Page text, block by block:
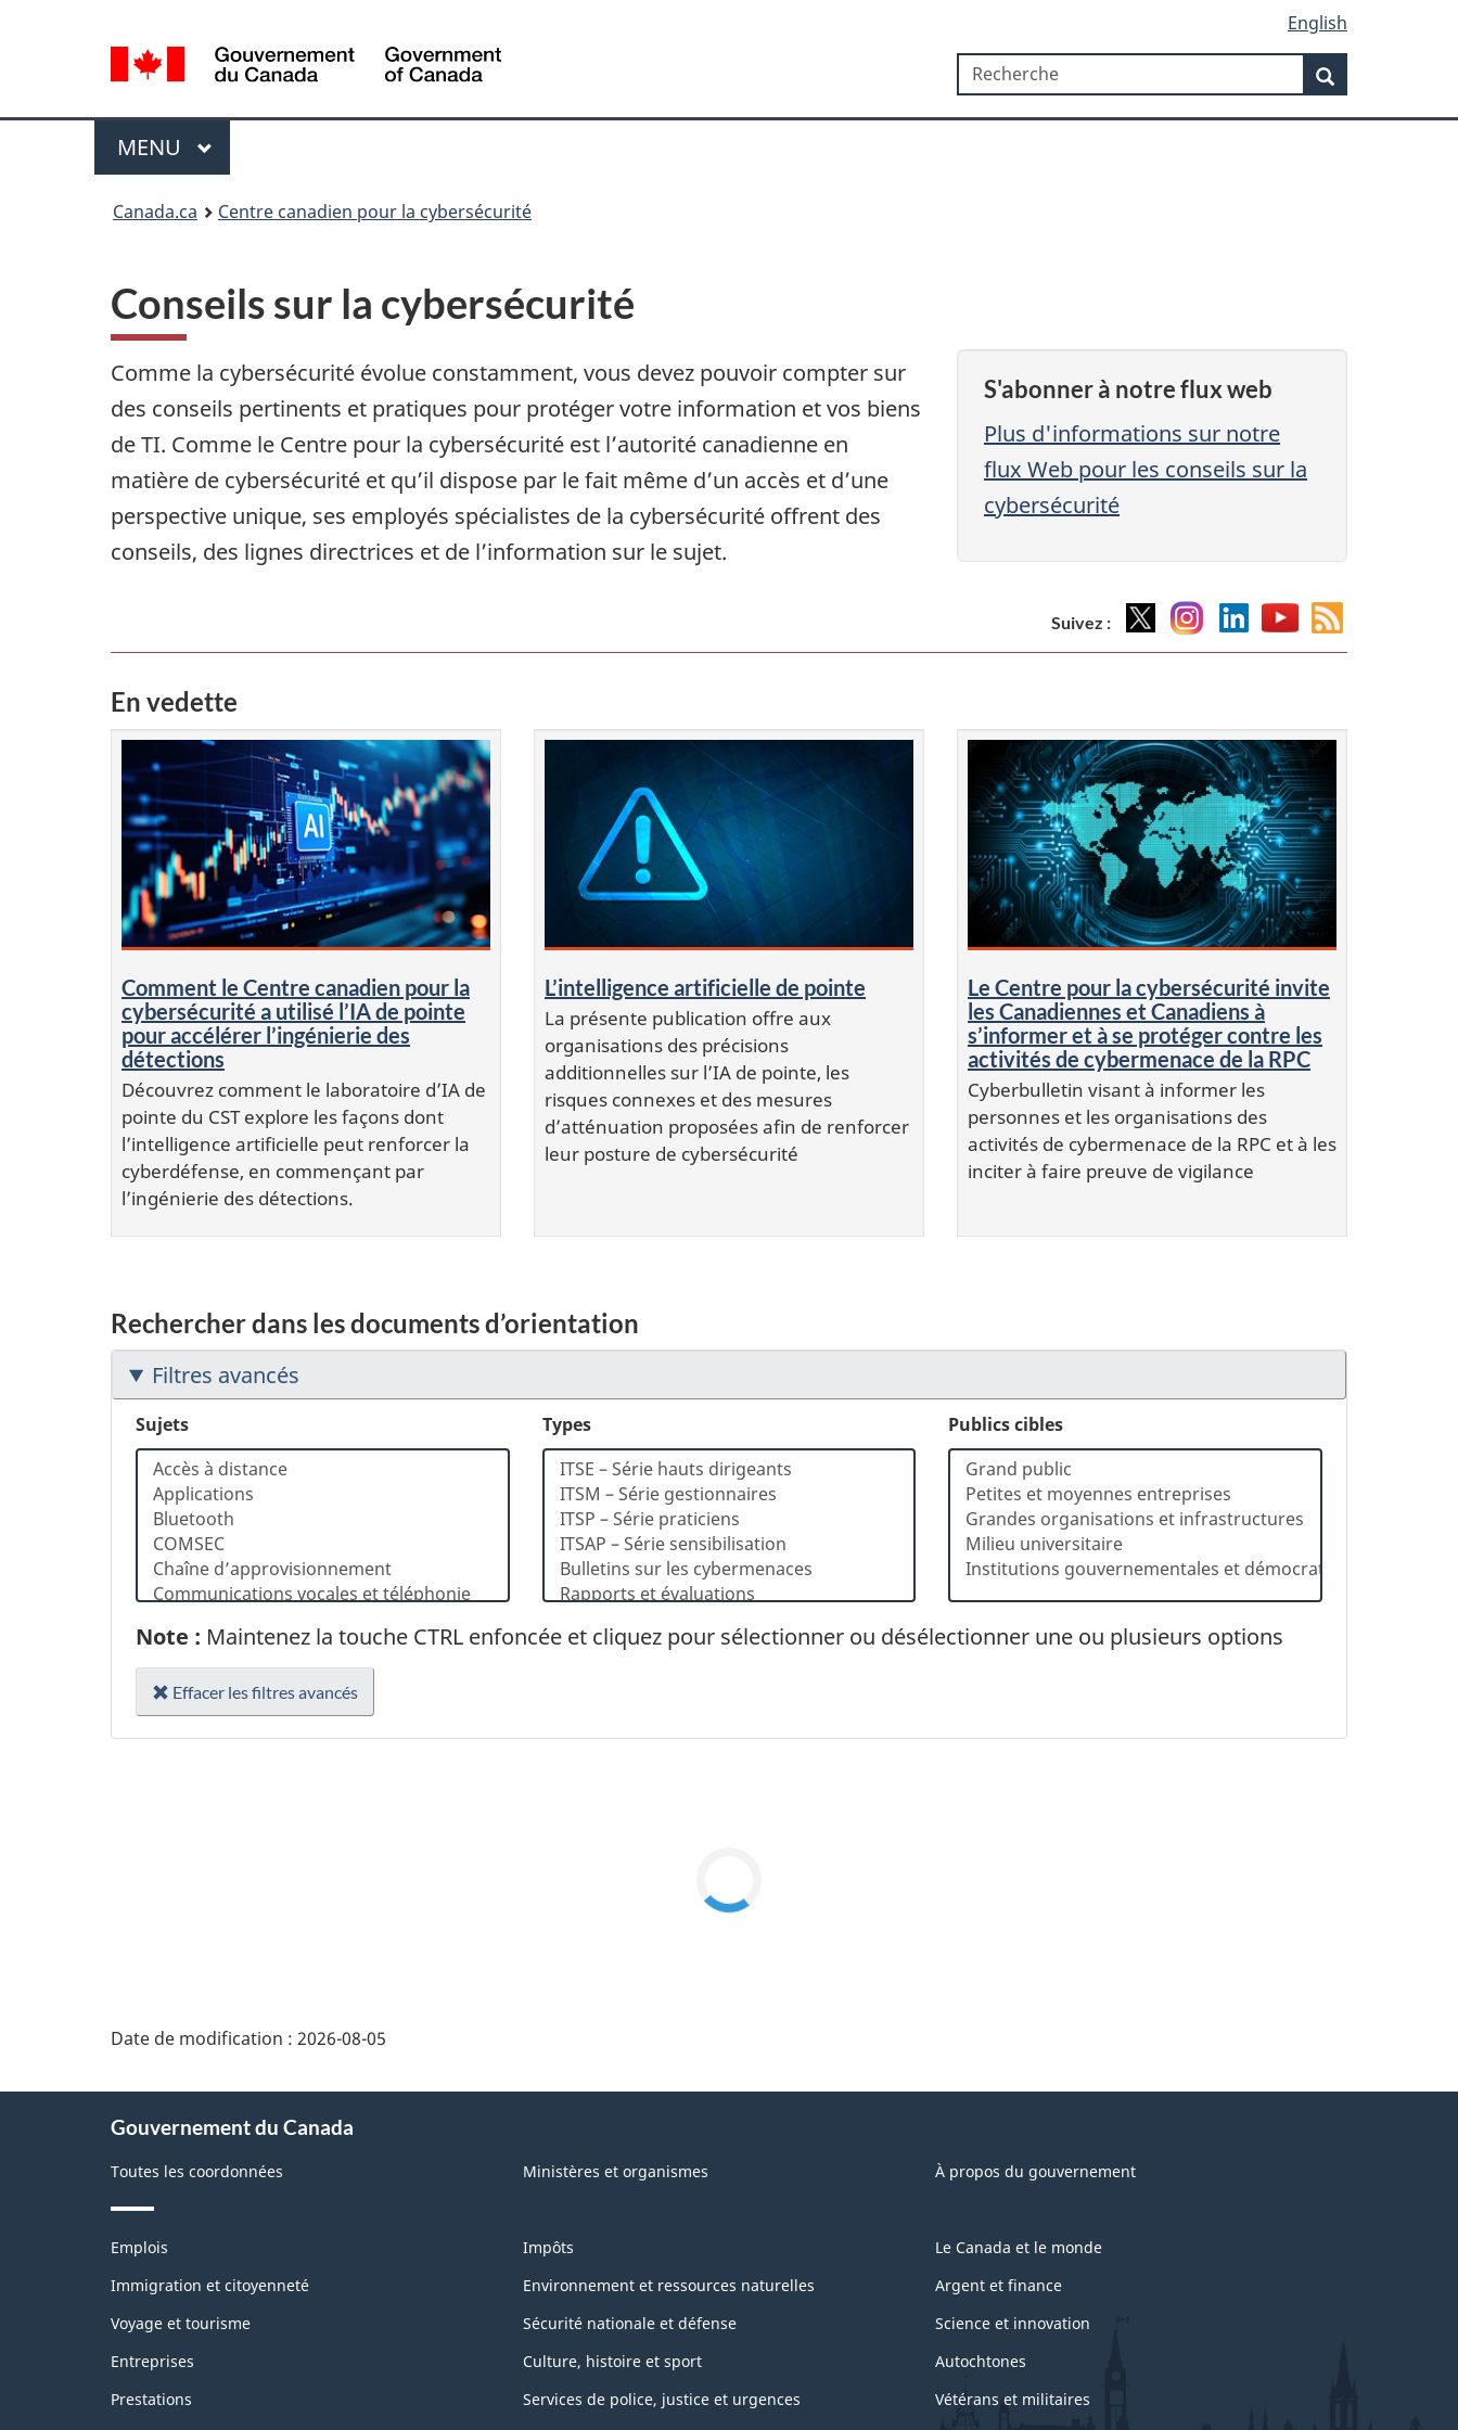
sujet
HTML
de
la
langue
English
Canada
Recherche
Recherche
Menu
MAIN
MENU
Canada.ca Centre canadien pour la cybersécurité
Conseils sur la cybersécurité
Comme la cybersécurité évolue constamment, vous devez pouvoir compter sur
des conseils pertinents et pratiques pour protéger votre information et vos biens
de TI. Comme le Centre pour la cybersécurité est l’autorité canadienne en
matière de cybersécurité et qu’il dispose par le fait même d’un accès et d’une
perspective unique, ses employés spécialistes de la cybersécurité offrent des
conseils, des lignes directrices et de l’information sur le sujet.
S'abonner à notre flux web
Plus d'informations sur notre
flux Web pour les conseils sur la
cybersécurité
Suivez : X Instagram
LinkedinYouTube
Atom
feed
En vedette
Comment le Centre canadien pour la
cybersécurité a utilisé l’IA de pointe
pour accélérer l’ingénierie des
détections
Découvrez comment le laboratoire d’IA de
pointe du CST explore les façons dont
l’intelligence artificielle peut renforcer la
cyberdéfense, en commençant par
l’ingénierie des détections.
L’intelligence artificielle de pointe
La présente publication offre aux
organisations des précisions
additionnelles sur l’IA de pointe, les
risques connexes et des mesures
d’atténuation proposées afin de renforcer
leur posture de cybersécurité
Le Centre pour la cybersécurité invite
les Canadiennes et Canadiens à
s’informer et à se protéger contre les
activités de cybermenace de la RPC
Cyberbulletin visant à informer les
personnes et les organisations des
activités de cybermenace de la RPC et à les
inciter à faire preuve de vigilance
Rechercher dans les documents d’orientation
Filtres avancés
Sujets Types Publics cibles
Note : Maintenez la touche CTRL enfoncée et cliquez pour sélectionner ou désélectionner une ou plusieurs options
Effacer les filtres avancés
Date de modification : 2026-08-05
Gouvernement du Canada
Toutes les coordonnées Ministères et organismes À propos du gouvernement
Thèmes
sujets
Emplois
Immigration et citoyenneté
Voyage et tourisme
Entreprises
Prestations
Impôts
Environnement et ressources naturelles
Sécurité nationale et défense
Culture, histoire et sport
Services de police, justice et urgences
Le Canada et le monde
Argent et finance
Science et innovation
Autochtones
Vétérans et militaires